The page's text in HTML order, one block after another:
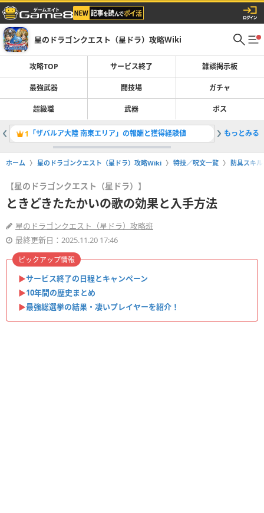
星のドラゴンクエスト（星ドラ）攻略Wiki
攻略TOP サービス終了 雑談掲示板
最強武器 闘技場 ガチャ
超級職 武器 ボス
1 「ザバルア大陸 南東エリア」の報酬と獲得経験値 2
もっとみる
ホーム 星のドラゴンクエスト（星ドラ）攻略Wiki 特技／呪文一覧 防具スキル
【星のドラゴンクエスト（星ドラ）】
ときどきたたかいの歌の効果と入手方法
星のドラゴンクエスト（星ドラ）攻略班
最終更新日：2025.11.20 17:46
▶︎サービス終了の日程とキャンペーン
▶︎10年間の歴史まとめ
▶︎最強総選挙の結果・凄いプレイヤーを紹介！
ピックアップ情報